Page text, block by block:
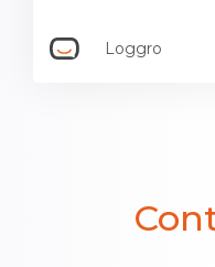
Loggro